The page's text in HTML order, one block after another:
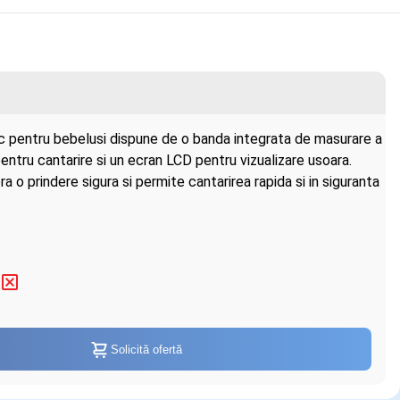
pentru bebelusi dispune de o banda integrata de masurare a
cantarire si un ecran LCD pentru vizualizare usoara.
o prindere sigura si permite cantarirea rapida si in siguranta
Solicită ofertă